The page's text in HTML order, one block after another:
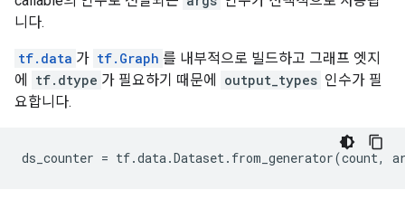
니다.
tf.data 가 tf.Graph 를 내부적으로 빌드하고 그래프 엣지
에
tf.dtype 가 필요하기 때문에 output_types 인수가 필
요합니다.
ds_counter = tf.data.Dataset. from_generator(count,